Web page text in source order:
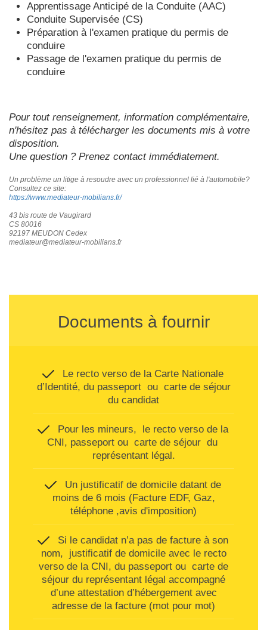
Apprentissage Anticipé de la Conduite (AAC)
Conduite Supervisée (CS)
Préparation à l'examen pratique du permis de
conduire
Passage de l'examen pratique du permis de
conduire
Pour tout renseignement, information complémentaire,
n'hésitez pas à télécharger les documents mis à votre
disposition.
Une question ? Prenez contact immédiatement.
Un problème un litige à resoudre avec un professionnel lié à l'automobile?
Consultez ce site:
https://www.mediateur-mobilians.fr/
43 bis route de Vaugirard
CS 80016
92197 MEUDON Cedex
mediateur@mediateur-mobilians.fr
Documents à fournir
Le recto verso de la Carte Nationale
d’Identité, du passeport ou carte de séjour
du candidat
Pour les mineurs, le recto verso de la
CNI, passeport ou carte de séjour du
représentant légal.
Un justificatif de domicile datant de
moins de 6 mois (Facture EDF, Gaz,
téléphone ,avis d'imposition)
Si le candidat n’a pas de facture à son
nom, justificatif de domicile avec le recto
verso de la CNI, du passeport ou carte de
séjour du représentant légal accompagné
d’une attestation d’hébergement avec
adresse de la facture (mot pour mot)